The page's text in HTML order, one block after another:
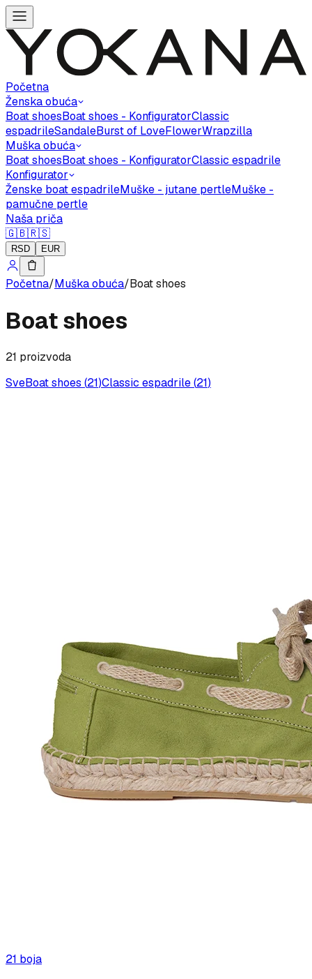
Početna
Ženska obuća
Boat shoesBoat shoes - KonfiguratorClassic
espadrileSandaleBurst of LoveFlowerWrapzilla
Muška obuća
Boat shoesBoat shoes - KonfiguratorClassic espadrile
Konfigurator
Ženske boat espadrileMuške - jutane pertleMuške -
pamučne pertle
Naša priča
🇬🇧🇷🇸
RSD EUR
Početna/Muška obuća/Boat shoes
Boat shoes
21 proizvoda
SveBoat shoes (21)Classic espadrile(21)
21 boja